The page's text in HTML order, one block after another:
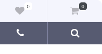
0 0